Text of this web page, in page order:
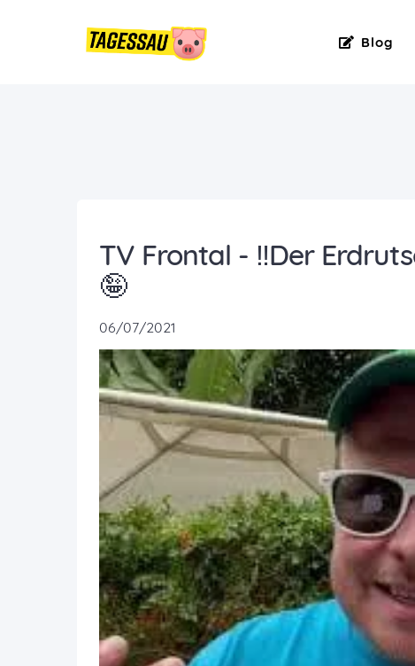
Blog
TV Frontal - ‼️Der
🤪
06/07/2021